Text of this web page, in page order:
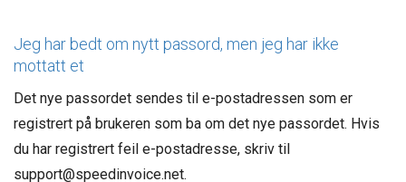
Jeg har bedt om nytt passord, men jeg har ikke
mottatt et
Det nye passordet sendes til e-postadressen som er
registrert på brukeren som ba om det nye passordet. Hvis
du har registrert feil e-postadresse, skriv til
support@speedinvoice.net.